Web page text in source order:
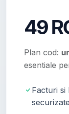
49
Plan cod:
esentiale
Facturi si
securizate